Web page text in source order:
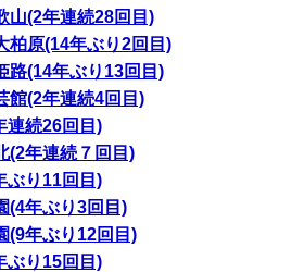
山(2年連続28回目)
柏原(14年ぶり2回目)
路(14年ぶり13回目)
館(2年連続4回目)
連続26回目)
(2年連続７回目)
ぶり11回目)
(4年ぶり3回目)
(9年ぶり12回目)
ぶり15回目)